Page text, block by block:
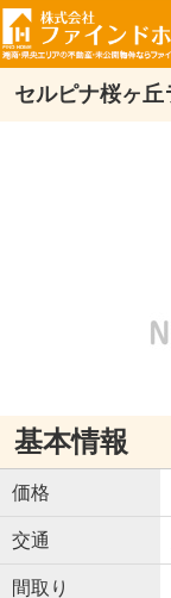
セルピナ桜ヶ
基本情報
価格
交通
間取り